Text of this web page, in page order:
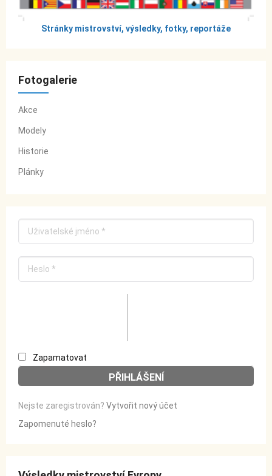
Stránky mistrovství, výsledky, fotky, reportáže
Fotogalerie
Akce
Modely
Historie
Plánky
Zapamatovat
Nejste zaregistrován? Vytvořit nový účet
Zapomenuté heslo?